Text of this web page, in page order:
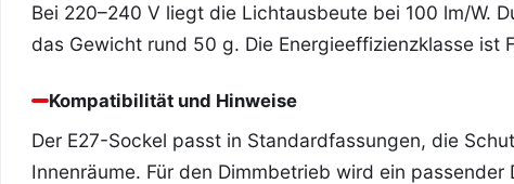
Bei 220–240 V liegt die Lichtausbeute bei 100 lm/W.
das Gewicht rund 50 g. Die Energieeffizienzklasse ist
Kompatibilität und Hinweise
Der E27-Sockel passt in Standardfassungen, die
Innenräume. Für den Dimmbetrieb wird ein passender